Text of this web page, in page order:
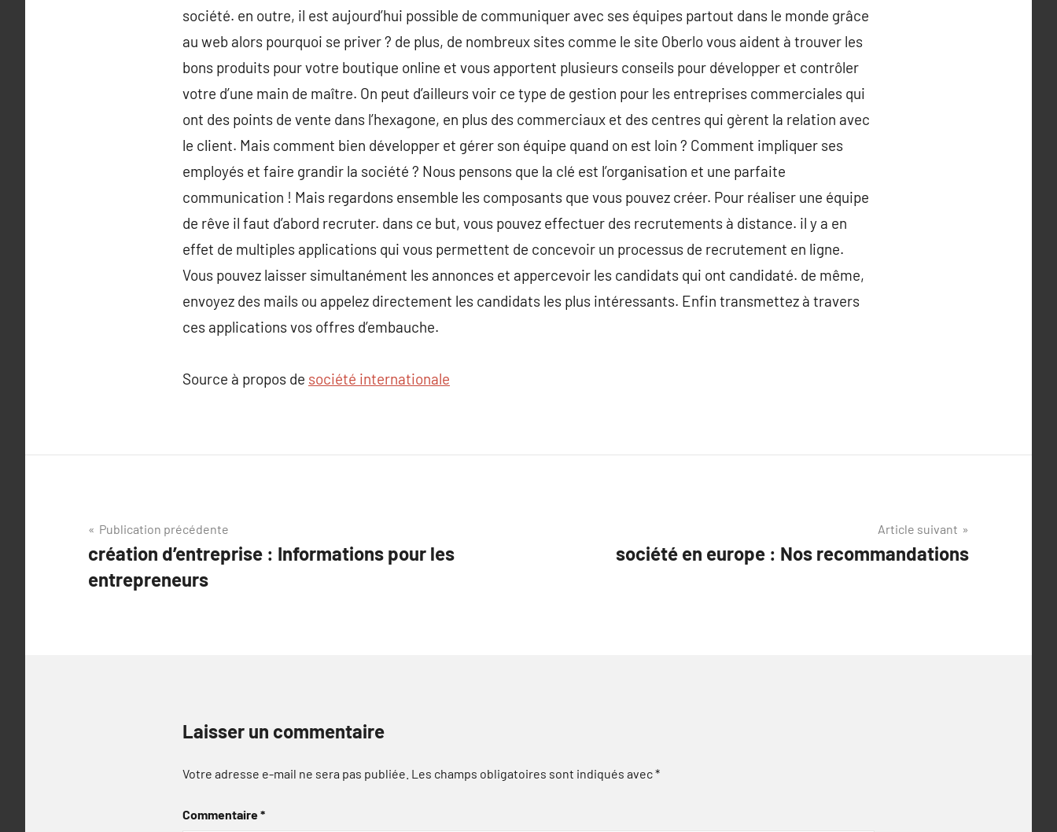
société. en outre, il est aujourd’hui possible de communiquer avec ses équipes partout dans le monde grâce
au web alors pourquoi se priver ? de plus, de nombreux sites comme le site Oberlo vous aident à trouver les
bons produits pour votre boutique online et vous apportent plusieurs conseils pour développer et contrôler
votre d’une main de maître. On peut d’ailleurs voir ce type de gestion pour les entreprises commerciales qui
ont des points de vente dans l’hexagone, en plus des commerciaux et des centres qui gèrent la relation avec
le client. Mais comment bien développer et gérer son équipe quand on est loin ? Comment impliquer ses
employés et faire grandir la société ? Nous pensons que la clé est l’organisation et une parfaite
communication ! Mais regardons ensemble les composants que vous pouvez créer. Pour réaliser une équipe
de rêve il faut d’abord recruter. dans ce but, vous pouvez effectuer des recrutements à distance. il y a en
effet de multiples applications qui vous permettent de concevoir un processus de recrutement en ligne.
Vous pouvez laisser simultanément les annonces et appercevoir les candidats qui ont candidaté. de même,
envoyez des mails ou appelez directement les candidats les plus intéressants. Enfin transmettez à travers
ces applications vos offres d’embauche.
Source à propos de société internationale
Navigation
de
l’article
Publication précédente
création d’entreprise : Informations pour les
entrepreneurs
Article suivant
société en europe : Nos recommandations
Laisser un commentaire
Votre adresse e-mail ne sera pas publiée. Les champs obligatoires sont indiqués avec*
Commentaire*